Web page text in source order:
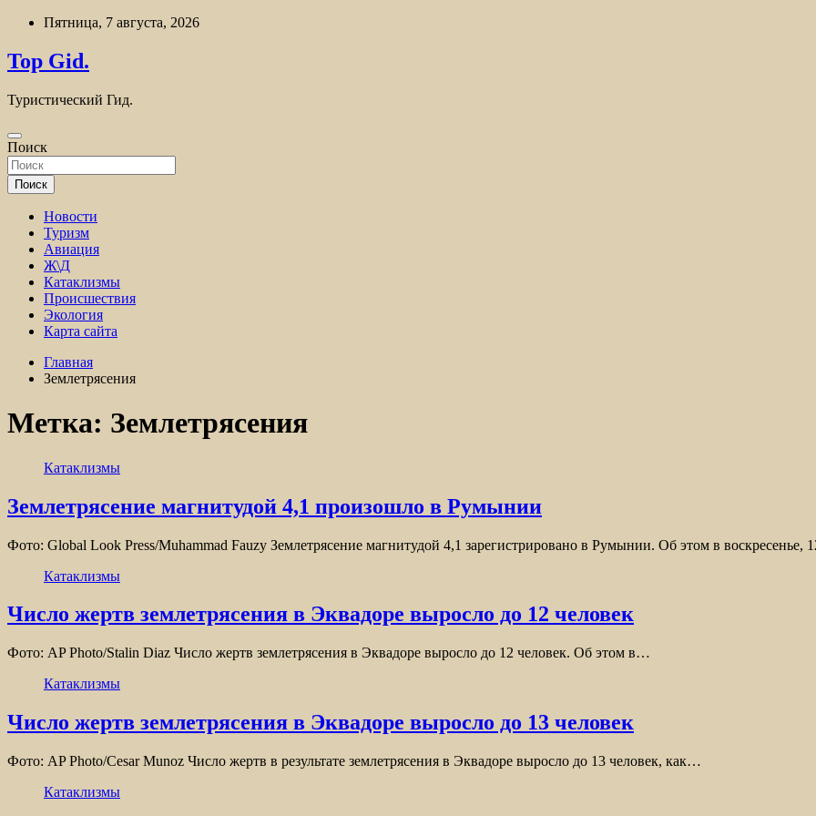
Перейти
содержимому
Пятница, 7 августа, 2026
Top Gid.
Туристический Гид.
Поиск
Поиск
Новости
Туризм
Авиация
Ж\Д
Катаклизмы
Происшествия
Экология
Карта сайта
Главная
Землетрясения
Метка: Землетрясения
Катаклизмы
Землетрясение магнитудой 4,1 произошло в Румынии
Фото: Global Look Press/Muhammad Fauzy Землетрясение магнитудой 4,1 зарегистрировано в Румынии. Об этом в воскресенье,
Катаклизмы
Число жертв землетрясения в Эквадоре выросло до 12 человек
Фото: AP Photo/Stalin Diaz Число жертв землетрясения в Эквадоре выросло до 12 человек. Об этом в…
Катаклизмы
Число жертв землетрясения в Эквадоре выросло до 13 человек
Фото: AP Photo/Cesar Munoz Число жертв в результате землетрясения в Эквадоре выросло до 13 человек, как…
Катаклизмы